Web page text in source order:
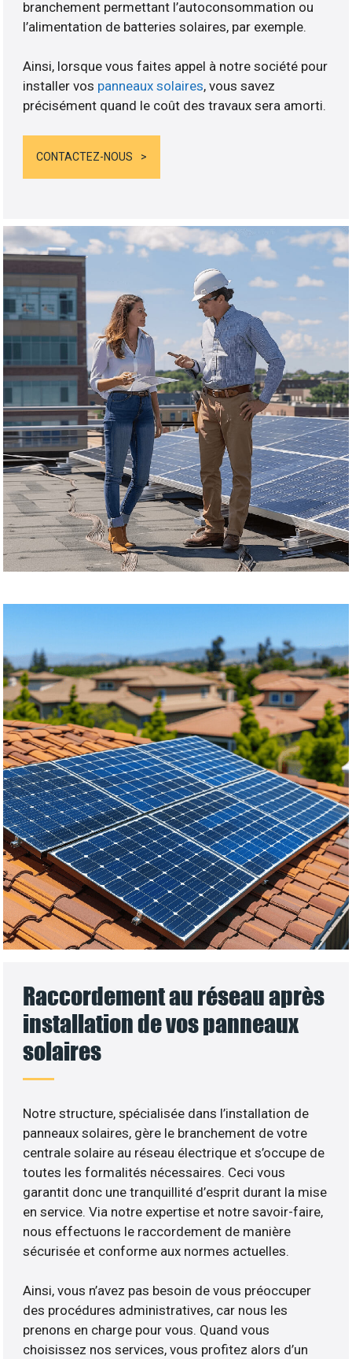
branchement permettant l’autoconsommation ou
l’alimentation de batteries solaires, par exemple.
Ainsi, lorsque vous faites appel à notre société pour
installer vos panneaux solaires, vous savez
précisément quand le coût des travaux sera amorti.
CONTACTEZ-NOUS
Raccordement au réseau après
installation de vos panneaux
solaires
Notre structure, spécialisée dans l’installation de
panneaux solaires, gère le branchement de votre
centrale solaire au réseau électrique et s’occupe de
toutes les formalités nécessaires. Ceci vous
garantit donc une tranquillité d’esprit durant la mise
en service. Via notre expertise et notre savoir-faire,
nous effectuons le raccordement de manière
sécurisée et conforme aux normes actuelles.
Ainsi, vous n’avez pas besoin de vous préoccuper
des procédures administratives, car nous les
prenons en charge pour vous. Quand vous
choisissez nos services, vous profitez alors d’un